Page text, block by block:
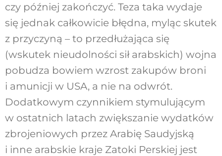
czy później zakończyć. Teza taka wydaje
się jednak całkowicie błędna, myląc skutek
z przyczyną – to przedłużająca się
(wskutek nieudolności sił arabskich) wojna
pobudza bowiem wzrost zakupów broni
i amunicji w USA, a nie na odwrót.
Dodatkowym czynnikiem stymulującym
w ostatnich latach zwiększanie wydatków
zbrojeniowych przez Arabię Saudyjską
i inne arabskie kraje Zatoki Perskiej jest